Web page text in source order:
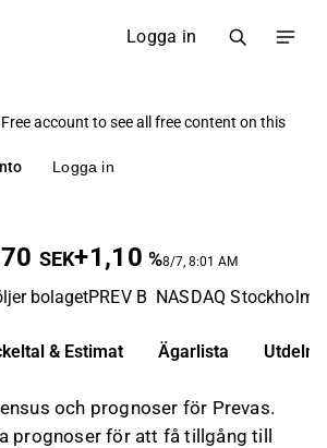
Logga in
account to see all free content on this
Logga in
SEK+1,10 %8/7, 8:01 AM
bolagetPREV B NASDAQ Stockholm
& Estimat Ägarlista
och prognoser för Prevas.
prognoser för att få tillgång till